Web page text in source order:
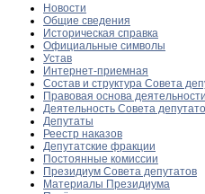
Новости
Общие сведения
Историческая справка
Официальные символы
Устав
Интернет-приемная
Состав и структура Совета
Правовая основа деятельности
Деятельность Совета
Депутаты
Реестр наказов
Депутатские фракции
Постоянные комиссии
Президиум Совета депутатов
Материалы Президиума